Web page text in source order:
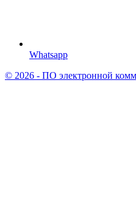
Whatsapp
© 2026 - ПО электронной